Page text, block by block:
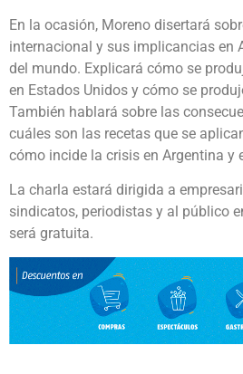
En la ocasión, Moreno disertará
internacional y sus implicancias en
del mundo. Explicará cómo se
en Estados Unidos y cómo se
También hablará sobre las
cuáles son las recetas que se
cómo incide la crisis en Argentina y
La charla estará dirigida a
sindicatos, periodistas y al público
será gratuita.